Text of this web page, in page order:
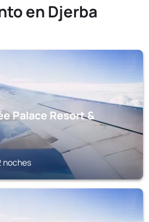
en Djerba
Palace Resort &
noches